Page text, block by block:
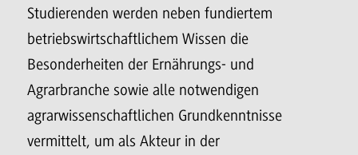
Studierenden werden neben fundiertem
betriebswirtschaftlichem Wissen die
Besonderheiten der Ernährungs- und
Agrarbranche sowie alle notwendigen
agrarwissenschaftlichen Grundkenntnisse
vermittelt, um als Akteur in der